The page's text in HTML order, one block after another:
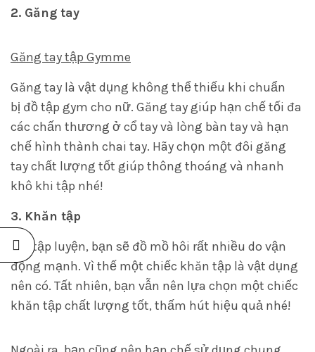
2. Găng tay
Găng tay tập Gymme
Găng tay là vật dụng không thể thiếu khi chuẩn
bị đồ tập gym cho nữ. Găng tay giúp hạn chế tối đa
các chấn thương ở cổ tay và lòng bàn tay và hạn
chế hình thành chai tay. Hãy chọn một đôi găng
tay chất lượng tốt giúp thông thoáng và nhanh
khô khi tập nhé!
3. Khăn tập
Khi tập luyện, bạn sẽ đồ mồ hôi rất nhiều do vận
động mạnh. Vì thế một chiếc khăn tập là vật dụng
nên có. Tất nhiên, bạn vẫn nên lựa chọn một chiếc
khăn tập chất lượng tốt, thấm hút hiệu quả nhé!